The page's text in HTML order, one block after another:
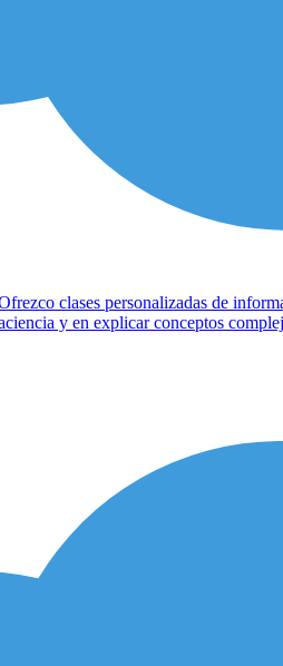
clases personalizadas de
y en explicar conceptos